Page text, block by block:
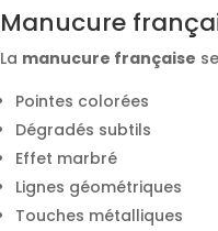
Manucure
La manucure française
Pointes colorées
Dégradés subtils
Effet marbré
Lignes géométriques
Touches métalliques